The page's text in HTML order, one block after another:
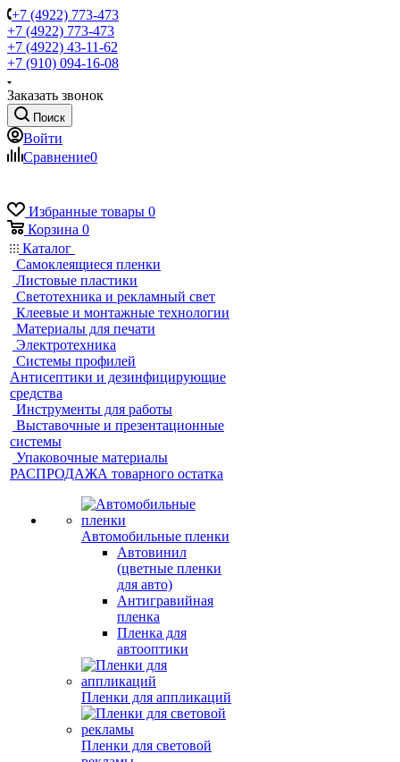
+7 (4922) 773-473
+7 (4922) 773-473
+7 (4922) 43-11-62
+7 (910) 094-16-08
Заказать звонок
Поиск
Войти
Сравнение0
Избранные товары 0
Корзина 0
Каталог
Самоклеящиеся пленки
Листовые пластики
Светотехника и рекламный свет
Клеевые и монтажные технологии
Материалы для печати
Электротехника
Системы профилей
Антисептики и дезинфицирующие
средства
Инструменты для работы
Выставочные и презентационные
системы
Упаковочные материалы
РАСПРОДАЖА товарного остатка
Автомобильные пленки
Автовинил
(цветные пленки
для авто)
Антигравийная
пленка
Пленка для
автооптики
Пленки для аппликаций
Пленки для световой